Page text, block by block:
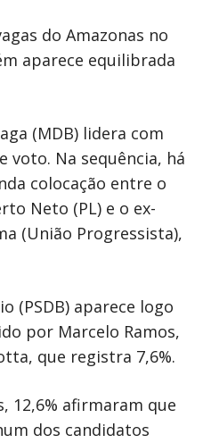
do Amazonas no
aparece equilibrada
(MDB) lidera com
voto. Na sequência, há
colocação entre o
Neto (PL) e o ex-
(União Progressista),
(PSDB) aparece logo
por Marcelo Ramos,
que registra 7,6%.
12,6% afirmaram que
dos candidatos